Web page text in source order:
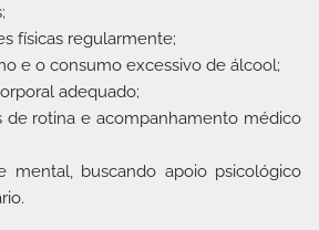
físicas regularmente;
e o consumo excessivo de álcool;
adequado;
de rotina e acompanhamento médico
mental, buscando apoio psicológico